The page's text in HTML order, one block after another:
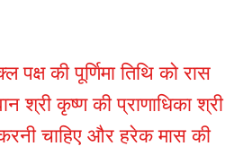
पक्ष की पूर्णिमा तिथि को रास
श्री कृष्ण की प्राणाधिका श्री
चाहिए और हरेक मास की